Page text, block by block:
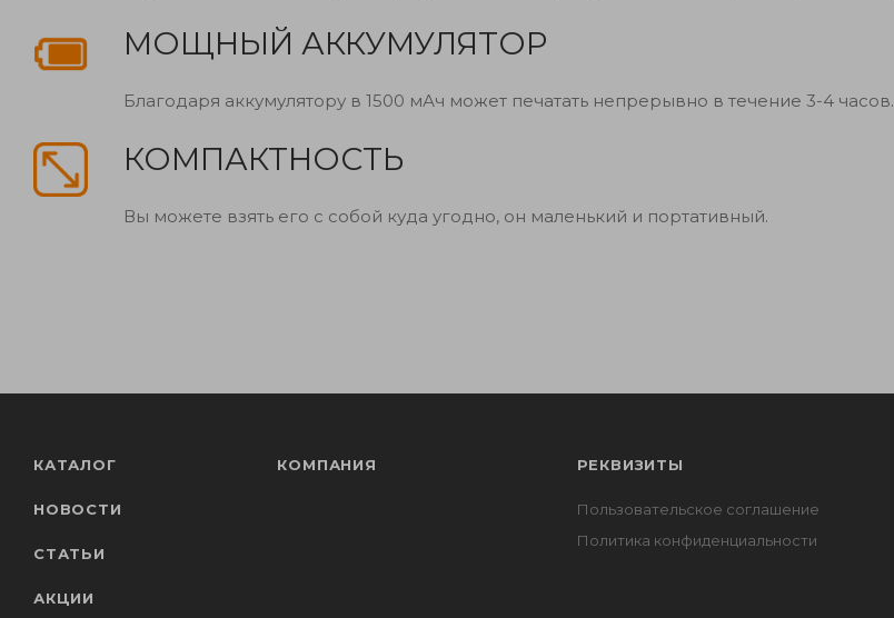
МОЩНЫЙ АККУМУЛЯТОР
Благодаря аккумулятору в 1500 мАч может печатать непрерывно в течение 3-4 часов.
КОМПАКТНОСТЬ
Вы можете взять его с собой куда угодно, он маленький и портативный.
КАТАЛОГ
НОВОСТИ
СТАТЬИ
АКЦИИ
КОМПАНИЯ РЕКВИЗИТЫ
Пользовательское соглашение
Политика конфиденциальности